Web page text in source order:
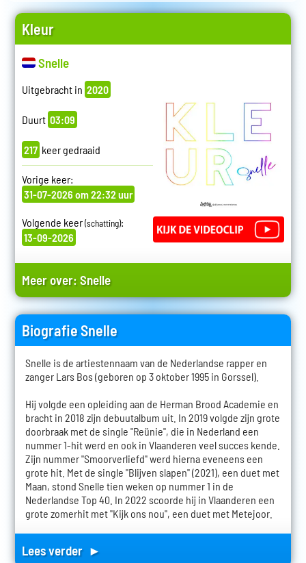
Kleur
Snelle
Uitgebracht in 2020
Duurt 03:09
217 keer gedraaid
Vorige keer:
31-07-2026 om 22:32 uur
Volgende keer(schatting):
13-09-2026
Meer over:Snelle
Biografie Snelle
Snelle is de artiestennaam van de Nederlandse rapper en
zanger Lars Bos (geboren op 3 oktober 1995 in Gorssel).
Hij volgde een opleiding aan de Herman Brood Academie en
bracht in 2018 zijn debuutalbum uit. In 2019 volgde zijn grote
doorbraak met de single "Reünie", die in Nederland een
nummer 1-hit werd en ook in Vlaanderen veel succes kende.
Zijn nummer "Smoorverliefd" werd hierna eveneens een
grote hit. Met de single "Blijven slapen" (2021), een duet met
Maan, stond Snelle tien weken op nummer 1 in de
Nederlandse Top 40. In 2022 scoorde hij in Vlaanderen een
grote zomerhit met "Kijk ons nou", een duet met Metejoor.
Lees verder ►